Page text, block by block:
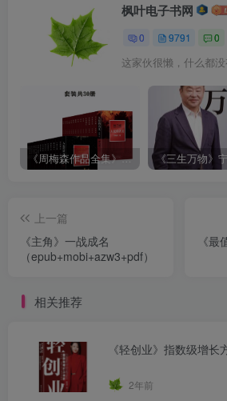
枫叶电子书网
0 9791 0
这家伙很懒，什么都
《周梅森作品全集》[共30册]
上一篇
《主角》一战成名
（epub+mobi+azw3+pdf）
《
相关推荐
《轻创业》指数级增长
2年前